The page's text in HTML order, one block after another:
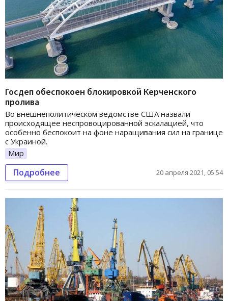
Госдеп обеспокоен блокировкой Керченского
пролива
Во внешнеполитическом ведомстве США назвали
происходящее неспровоцированной эскалацией, что
особенно беспокоит на фоне наращивания сил на границе
с Украиной.
Мир
Подробнее 20 апреля 2021, 05:54